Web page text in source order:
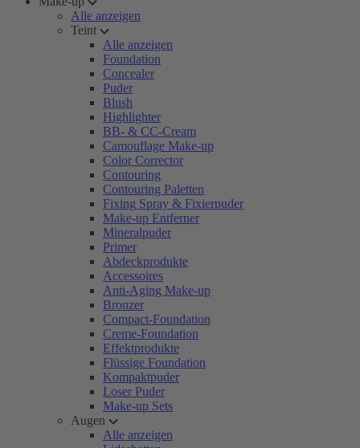
Alle anzeigen
Teint
Alle anzeigen
Foundation
Concealer
Puder
Blush
Highlighter
BB- & CC-Cream
Camouflage Make-up
Color Corrector
Contouring
Contouring Paletten
Fixing Spray & Fixierpuder
Make-up Entferner
Mineralpuder
Primer
Abdeckprodukte
Accessoires
Anti-Aging Make-up
Bronzer
Compact-Foundation
Creme-Foundation
Effektprodukte
Flüssige Foundation
Kompaktpuder
Loser Puder
Make-up Sets
Augen
Alle anzeigen